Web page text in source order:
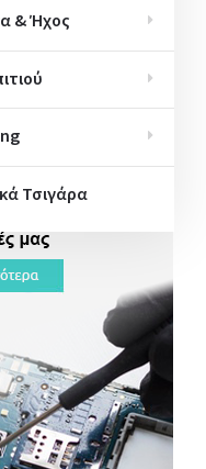
& Ήχος
Τσιγάρα